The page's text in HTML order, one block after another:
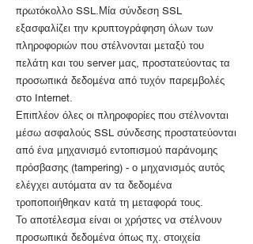
πρωτόκολλο SSL.Μία σύνδεση SSL
εξασφαλίζει την κρυπτογράφηση όλων των
πληροφοριών που στέλνονται μεταξύ του
πελάτη και του server μας, προστατεύοντας τα
προσωπικά δεδομένα από τυχόν παρεμβολές
στο Internet.
Επιπλέον όλες οι πληροφορίες που στέλνονται
μέσω ασφαλούς SSL σύνδεσης προστατεύονται
από ένα μηχανισμό εντοπισμού παράνομης
πρόσβασης (tampering) - ο μηχανισμός αυτός
ελέγχει αυτόματα αν τα δεδομένα
τροποποιήθηκαν κατά τη μεταφορά τους.
Το αποτέλεσμα είναι οι χρήστες να στέλνουν
προσωπικά δεδομένα όπως πχ. στοιχεία